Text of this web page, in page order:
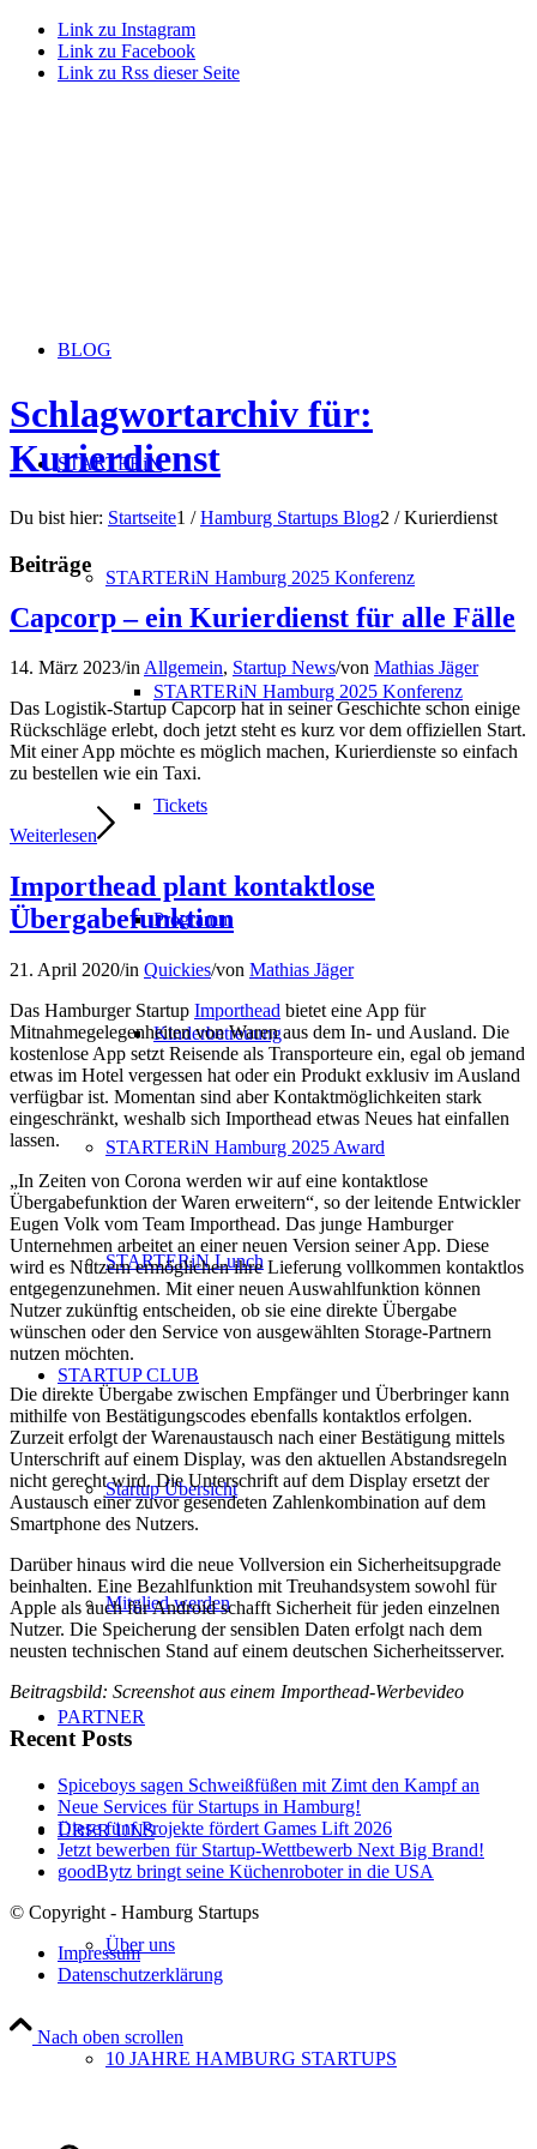
Link zu Instagram
Link zu Facebook
Link zu Rss dieser Seite
BLOG
STARTERiN
STARTERiN Hamburg 2025 Konferenz
STARTERiN Hamburg 2025 Konferenz
Tickets
Programm
Kinderbetreuung
STARTERiN Hamburg 2025 Award
STARTERiN Lunch
STARTUP CLUB
Startup Übersicht
Mitglied werden
PARTNER
ÜBER UNS
Über uns
10 JAHRE HAMBURG STARTUPS
Schlagwortarchiv für:
Kurierdienst
Du bist hier: Startseite1 / Hamburg Startups Blog2 / Kurierdienst
Beiträge
Capcorp – ein Kurierdienst für alle Fälle
14. März 2023/inAllgemein, Startup News/von Mathias Jäger
Das Logistik-Startup Capcorp hat in seiner Geschichte schon einige
Rückschläge erlebt, doch jetzt steht es kurz vor dem offiziellen Start.
Mit einer App möchte es möglich machen, Kurierdienste so einfach
zu bestellen wie ein Taxi.
Weiterlesen
Importhead plant kontaktlose
Übergabefunktion
21. April 2020/in Quickies/von Mathias Jäger
Das Hamburger Startup Importhead bietet eine App für
Mitnahmegelegenheiten von Waren aus dem In- und Ausland. Die
kostenlose App setzt Reisende als Transporteure ein, egal ob jemand
etwas im Hotel vergessen hat oder ein Produkt exklusiv im Ausland
verfügbar ist. Momentan sind aber Kontaktmöglichkeiten stark
eingeschränkt, weshalb sich Importhead etwas Neues hat einfallen
lassen.
„In Zeiten von Corona werden wir auf eine kontaktlose
Übergabefunktion der Waren erweitern“, so der leitende Entwickler
Eugen Volk vom Team Importhead. Das junge Hamburger
Unternehmen arbeitet an einer neuen Version seiner App. Diese
wird es Nutzern ermöglichen ihre Lieferung vollkommen kontaktlos
entgegenzunehmen. Mit einer neuen Auswahlfunktion können
Nutzer zukünftig entscheiden, ob sie eine direkte Übergabe
wünschen oder den Service von ausgewählten Storage-Partnern
nutzen möchten.
Die direkte Übergabe zwischen Empfänger und Überbringer kann
mithilfe von Bestätigungscodes ebenfalls kontaktlos erfolgen.
Zurzeit erfolgt der Warenaustausch nach einer Bestätigung mittels
Unterschrift auf einem Display, was den aktuellen Abstandsregeln
nicht gerecht wird. Die Unterschrift auf dem Display ersetzt der
Austausch einer zuvor gesendeten Zahlenkombination auf dem
Smartphone des Nutzers.
Darüber hinaus wird die neue Vollversion ein Sicherheitsupgrade
beinhalten. Eine Bezahlfunktion mit Treuhandsystem sowohl für
Apple als auch für Android schafft Sicherheit für jeden einzelnen
Nutzer. Die Speicherung der sensiblen Daten erfolgt nach dem
neusten technischen Stand auf einem deutschen Sicherheitsserver.
Beitragsbild: Screenshot aus einem Importhead-Werbevideo
Recent Posts
Spiceboys sagen Schweißfüßen mit Zimt den Kampf an
Neue Services für Startups in Hamburg!
Diese fünf Projekte fördert Games Lift 2026
Jetzt bewerben für Startup-Wettbewerb Next Big Brand!
goodBytz bringt seine Küchenroboter in die USA
© Copyright - Hamburg Startups
Impressum
Datenschutzerklärung
Nach oben scrollen